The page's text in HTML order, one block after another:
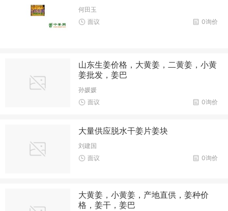
何田玉
0询价
面议
山东生姜价格，大黄姜，二黄姜，小黄
姜批发，姜巴
孙媛媛
0询价
面议
大量供应脱水干姜片姜块
刘建国
0询价
面议
大黄姜，小黄姜，产地直供，姜种价
格，姜干，姜巴